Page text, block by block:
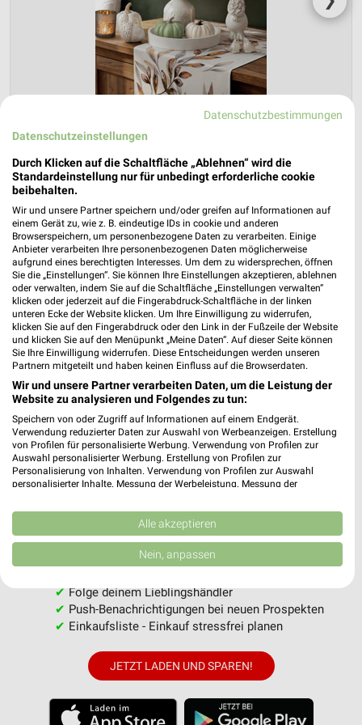
NKD Prospekt für Neustadt (Weinstraße)
ab Mo. den 03.08.
Herbstliche Deko-Woche
Gültig von 03. Aug. bis 01. Sep.
📅 Kalendereintrag erstellen
PROSPEKT BLÄTTERN
MEHR PROSPEKTE
Alle NKD Angebote immer griffbereit – mit der kostenlosen
weekli App für iOS & Android.
✔Folge deinem Lieblingshändler
✔ Push-Benachrichtigungen bei neuen Prospekten
✔ Einkaufsliste - Einkauf stressfrei planen
JETZT LADEN UND SPAREN!
Datenschutzbestimmungen
Datenschutzeinstellungen
Durch Klicken auf die Schaltfläche „Ablehnen“ wird die
Standardeinstellung nur für unbedingt erforderliche cookie
beibehalten.
Wir und unsere Partner speichern und/oder greifen auf Informationen auf
einem Gerät zu, wie z. B. eindeutige IDs in cookie und anderen
Browserspeichern, um personenbezogene Daten zu verarbeiten. Einige
Anbieter verarbeiten Ihre personenbezogenen Daten möglicherweise
aufgrund eines berechtigten Interesses. Um dem zu widersprechen, öffnen
Sie die „Einstellungen“. Sie können Ihre Einstellungen akzeptieren, ablehnen
oder verwalten, indem Sie auf die Schaltfläche „Einstellungen verwalten“
klicken oder jederzeit auf die Fingerabdruck-Schaltfläche in der linken
unteren Ecke der Website klicken. Um Ihre Einwilligung zu widerrufen,
klicken Sie auf den Fingerabdruck oder den Link in der Fußzeile der Website
und klicken Sie auf den Menüpunkt „Meine Daten“. Auf dieser Seite können
Sie Ihre Einwilligung widerrufen. Diese Entscheidungen werden unseren
Partnern mitgeteilt und haben keinen Einfluss auf die Browserdaten.
Wir und unsere Partner verarbeiten Daten, um die Leistung der
Website zu analysieren und Folgendes zu tun:
Speichern von oder Zugriff auf Informationen auf einem Endgerät.
Verwendung reduzierter Daten zur Auswahl von Werbeanzeigen. Erstellung
von Profilen für personalisierte Werbung. Verwendung von Profilen zur
Auswahl personalisierter Werbung. Erstellung von Profilen zur
Personalisierung von Inhalten. Verwendung von Profilen zur Auswahl
personalisierter Inhalte. Messung der Werbeleistung. Messung der
Kombinationen von Daten aus verschiedenen Quellen. Entwicklung und
Verbesserung der Angebote. Verwendung reduzierter Daten zur Auswahl
von Inhalten.
Daten können außerhalb der Europäischen Union weitergegeben und in die
Website/App.
Partnerliste anzeigen (1 IAB-Anbieter)
IAB-Verarbeitungszwecke:
Speichern von oder Zugriff auf Informationen
Alle akzeptieren
Nein, anpassen